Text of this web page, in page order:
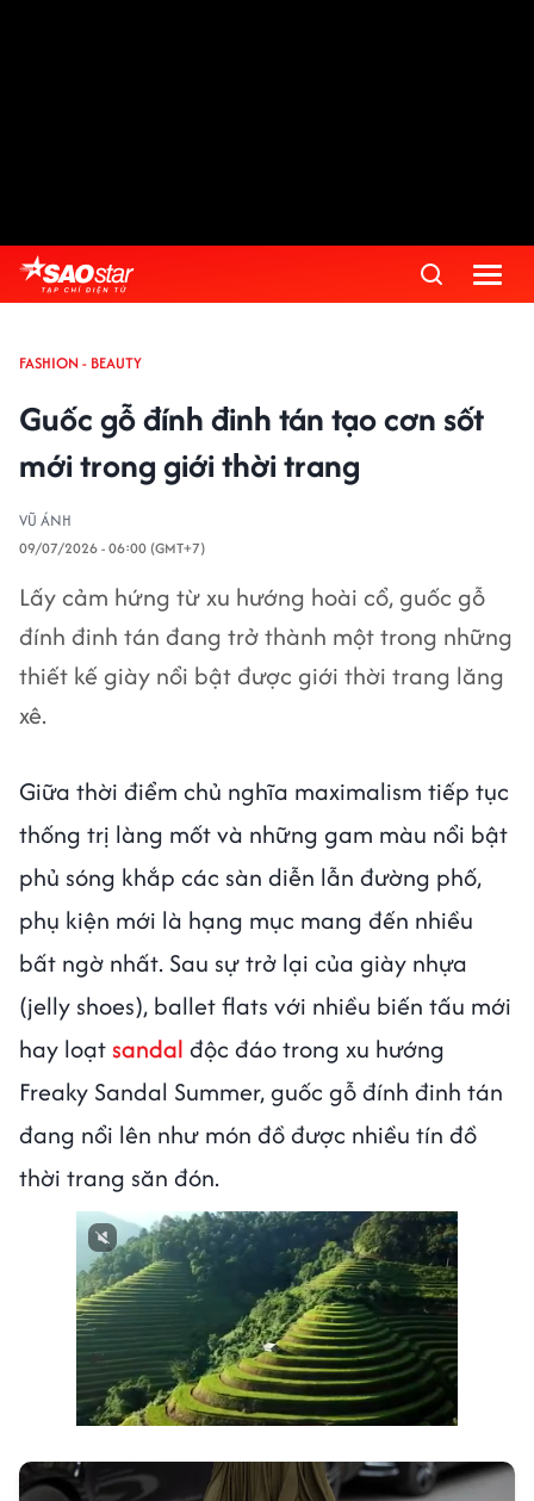
FASHION - BEAUTY
Guốc gỗ đính đinh tán tạo cơn sốt
mới trong giới thời trang
VŨ ÁNH
09/07/2026 - 06:00 (GMT+7)
Lấy cảm hứng từ xu hướng hoài cổ, guốc gỗ
đính đinh tán đang trở thành một trong những
thiết kế giày nổi bật được giới thời trang lăng
xê.
Giữa thời điểm chủ nghĩa maximalism tiếp tục
thống trị làng mốt và những gam màu nổi bật
phủ sóng khắp các sàn diễn lẫn đường phố,
phụ kiện mới là hạng mục mang đến nhiều
bất ngờ nhất. Sau sự trở lại của giày nhựa
(jelly shoes), ballet flats với nhiều biến tấu mới
hay loạt sandal độc đáo trong xu hướng
Freaky Sandal Summer, guốc gỗ đính đinh tán
đang nổi lên như món đồ được nhiều tín đồ
thời trang săn đón.